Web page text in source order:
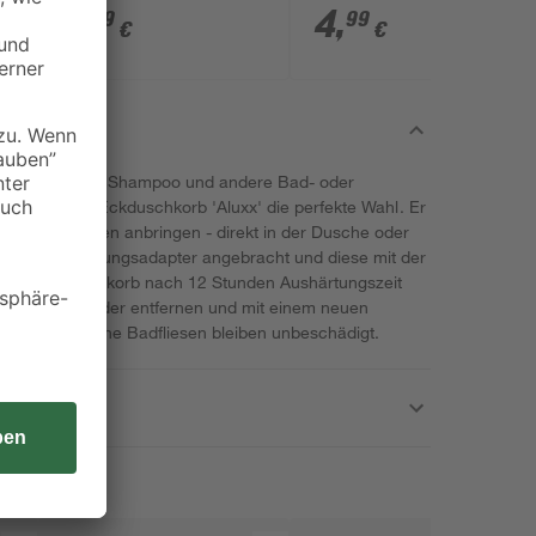
cm 2 Stück inklusive
Klebstoff-Applikator
29 €
M 25 Liter 56,5 x 38 x
16 cm
4,99 €
Duschgel, Shampoo und andere Bad- oder
elegante Eckduschkorb 'Aluxx' die perfekte Wahl. Er
ohne Bohren anbringen - direkt in der Dusche oder
die Befestigungsadapter angebracht und diese mit der
Eckduschkorb nach 12 Stunden Aushärtungszeit
wieder entfernen und mit einem neuen
Deine Badfliesen bleiben unbeschädigt.